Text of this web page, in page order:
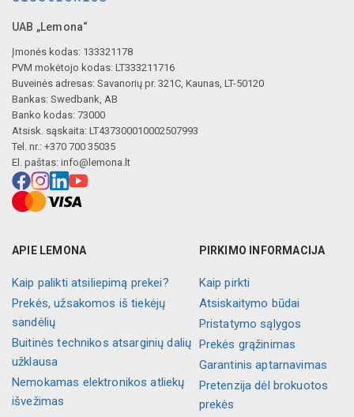
UAB „Lemona“
Įmonės kodas: 133321178
PVM mokėtojo kodas: LT333211716
Buveinės adresas: Savanorių pr. 321C, Kaunas, LT-50120
Bankas: Swedbank, AB
Banko kodas: 73000
Atsisk. sąskaita: LT437300010002507993
Tel. nr.: +370 700 35035
El. paštas: info@lemona.lt
APIE LEMONA
Kaip palikti atsiliepimą prekei?
Prekės, užsakomos iš tiekėjų
sandėlių
Buitinės technikos atsarginių dalių
užklausa
Nemokamas elektronikos atliekų
išvežimas
PIRKIMO INFORMACIJA
Kaip pirkti
Atsiskaitymo būdai
Pristatymo sąlygos
Prekės grąžinimas
Garantinis aptarnavimas
Pretenzija dėl brokuotos
prekės